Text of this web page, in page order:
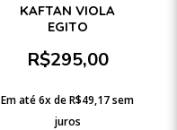
KAFTAN VIOLA
EGITO
R$295,00
Em até 6x deR$49,17sem
juros